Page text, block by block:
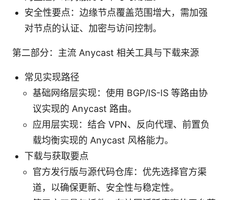
安全性要点：边缘节点覆盖范围增大，需加强
对节点的认证、加密与访问控制。
第二部分：主流 Anycast 相关工具与下载来源
常见实现路径
基础网络层实现：使用 BGP/IS-IS 等路由协
议实现的 Anycast 路由。
应用层实现：结合 VPN、反向代理、前置负
载均衡实现的 Anycast 风格能力。
下载与获取要点
官方发行版与源代码仓库：优先选择官方渠
道，以确保更新、安全性与稳定性。